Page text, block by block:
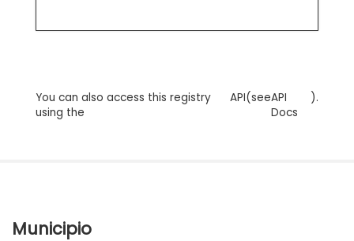
You can also access this registry
using the
API(seeAPI
Docs
).
Municipio